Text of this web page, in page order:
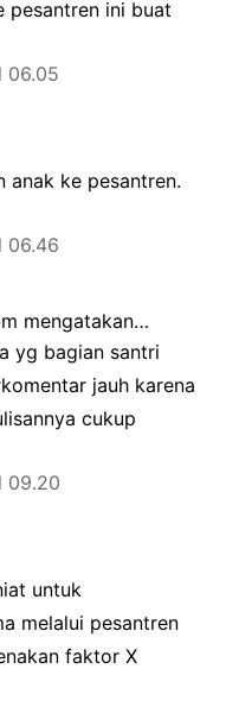
pesantren ini buat
06.05
anak ke pesantren.
06.46
mengatakan…
yg bagian santri
jauh karena
cukup
09.20
untuk
melalui pesantren
faktor X